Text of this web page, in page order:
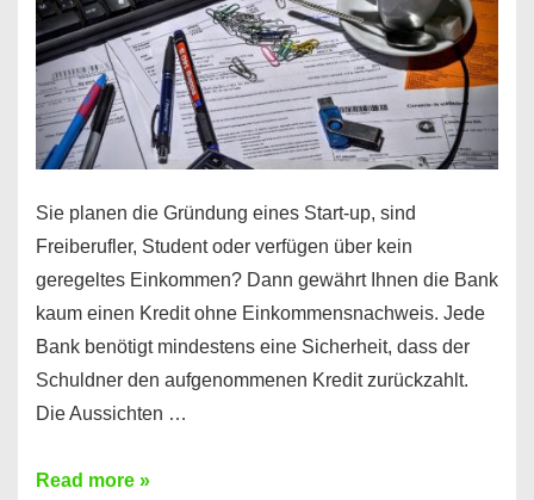
Sie planen die Gründung eines Start-up, sind
Freiberufler, Student oder verfügen über kein
geregeltes Einkommen? Dann gewährt Ihnen die Bank
kaum einen Kredit ohne Einkommensnachweis. Jede
Bank benötigt mindestens eine Sicherheit, dass der
Schuldner den aufgenommenen Kredit zurückzahlt.
Die Aussichten …
Mit
Read more »